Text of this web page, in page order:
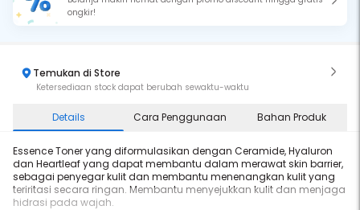
ongkir!
Temukan di Store
Ketersediaan stock dapat berubah sewaktu-waktu
Details Cara Penggunaan Bahan Produk
Essence Toner yang diformulasikan dengan Ceramide, Hyaluron
dan Heartleaf yang dapat membantu dalam merawat skin barrier,
sebagai penyegar kulit dan membantu menenangkan kulit yang
teriritasi secara ringan. Membantu menyejukkan kulit dan menjaga
hidrasi pada wajah.